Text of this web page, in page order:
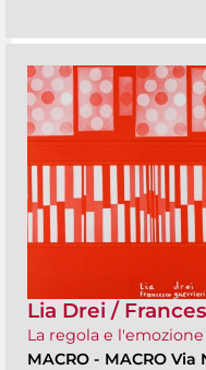
Lia Drei /
La regola e l'emozione
MACRO - MACRO Via